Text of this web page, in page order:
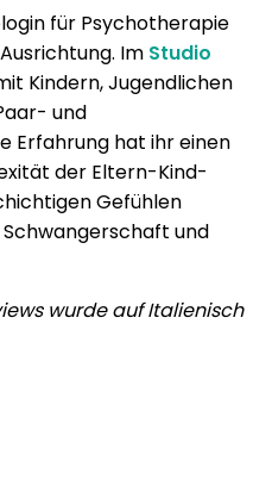
für Psychotherapie
Im Studio
Kindern, Jugendlichen
und
Erfahrung hat ihr einen
der Eltern-Kind-
Gefühlen
und
wurde auf Italienisch